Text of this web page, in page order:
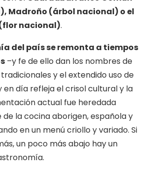
Madroño (árbol nacional) o el
nacional).
del país se remonta a tiempos
–y fe de ello dan los nombres de
y el extendido uso de
día refleja el crisol cultural y la
actual fue heredada
la cocina aborigen, española y
en un menú criollo y variado. Si
un poco más abajo hay un